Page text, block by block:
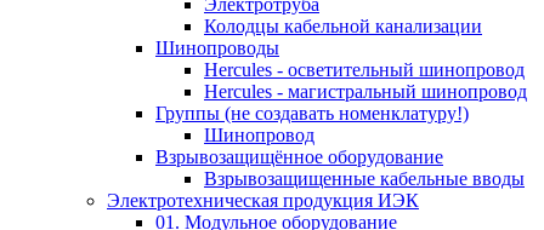
Колодцы кабельной канализации
Шинопроводы
Hercules - осветительный шинопровод
Hercules - магистральный шинопровод
Группы (не создавать номенклатуру!)
Шинопровод
Взрывозащищённое оборудование
Взрывозащищенные кабельные вводы
Электротехническая продукция ИЭК
01. Модульное оборудование